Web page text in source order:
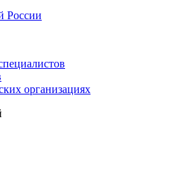
России
организациях